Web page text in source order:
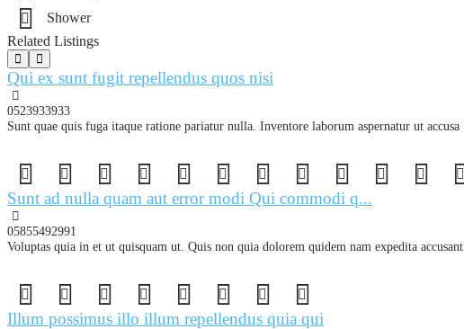
Shower
Related Listings
Qui ex sunt fugit repellendus quos nisi
0523933933
Sunt quae quis fuga itaque ratione pariatur nulla. Inventore laborum aspernatur ut
Sunt ad nulla quam aut error modi Qui commodi q...
05855492991
Voluptas quia in et ut quisquam ut. Quis non quia dolorem quidem nam expedita
Illum possimus illo illum repellendus quia qui